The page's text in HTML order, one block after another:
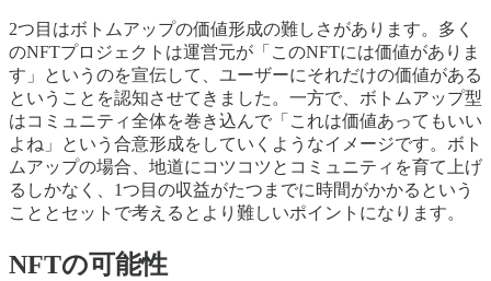
2つ目はボトムアップの価値形成の難しさがあります。多く
のNFTプロジェクトは運営元が「このNFTには価値がありま
す」というのを宣伝して、ユーザーにそれだけの価値がある
ということを認知させてきました。一方で、ボトムアップ型
はコミュニティ全体を巻き込んで「これは価値あってもいい
よね」という合意形成をしていくようなイメージです。ボト
ムアップの場合、地道にコツコツとコミュニティを育て上げ
るしかなく、1つ目の収益がたつまでに時間がかかるという
こととセットで考えるとより難しいポイントになります。
NFTの可能性